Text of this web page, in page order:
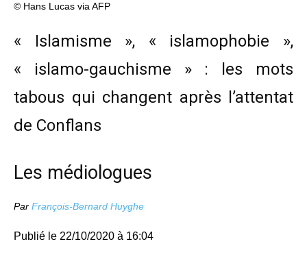
© Hans Lucas via AFP
« Islamisme », « islamophobie »,
« islamo-gauchisme » : les mots
tabous qui changent après l’attentat
de Conflans
Les médiologues
Par François-Bernard Huyghe
Publié le 22/10/2020 à 16:04